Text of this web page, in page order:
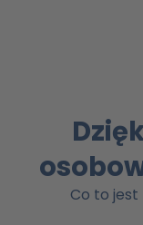
Co to jest